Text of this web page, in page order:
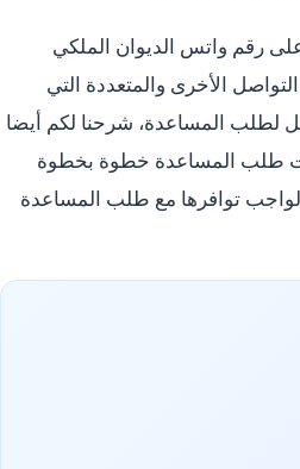
رقم واتس الديوان الملكي
الأخرى والمتعددة التي
لطلب المساعدة، شرحنا لكم أيضا
طلب المساعدة خطوة بخطوة
توافرها مع طلب المساعدة